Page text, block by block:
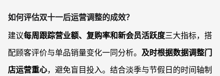
如何评估双十一后运营调整的成效？
建议每周跟踪营业额、复购率和新会员活跃度三大指标，搭
配顾客评价与单品销量变化一同分析。 及时根据数据调整门
店运营重心，避免盲目投入。结合淡季与节假日的时间轴制